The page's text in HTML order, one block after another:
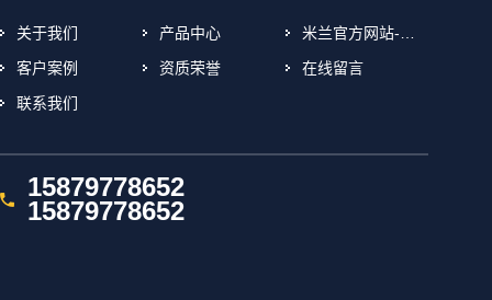
关于我们 产品中心
客户案例
资质荣誉
在线留言
联系我们
15879778652
15879778652